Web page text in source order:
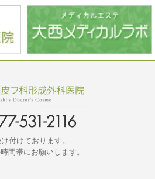
付けております。
間帯にお願いします。